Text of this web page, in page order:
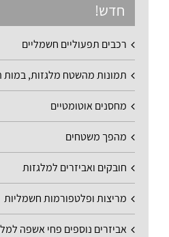
חדש!
רכבים תפעוליים חשמליים
תמונות מהשטח מלגזות, במות
מחסנים אוטומטיים
מהפך משטחים
חובקים ואביזרים למלגזות
מריצות ופלטפורמות חשמליות
אביזרים נוספים פחי אשפה